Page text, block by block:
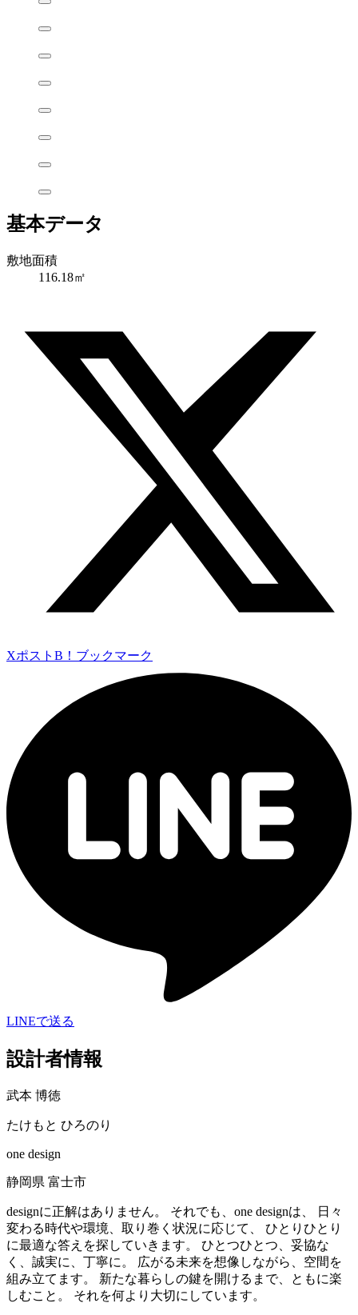
基本データ
敷地面積
116.18㎡
Xポスト B！ブックマーク
LINEで送る
設計者情報
武本 博徳
たけもと ひろのり
one design
静岡県 富士市
designに正解はありません。 それでも、one designは、 日々
変わる時代や環境、取り巻く状況に応じて、 ひとりひとり
に最適な答えを探していきます。 ひとつひとつ、妥協な
く、誠実に、丁寧に。 広がる未来を想像しながら、空間を
組み立てます。 新たな暮らしの鍵を開けるまで、ともに楽
しむこと。 それを何より大切にしています。